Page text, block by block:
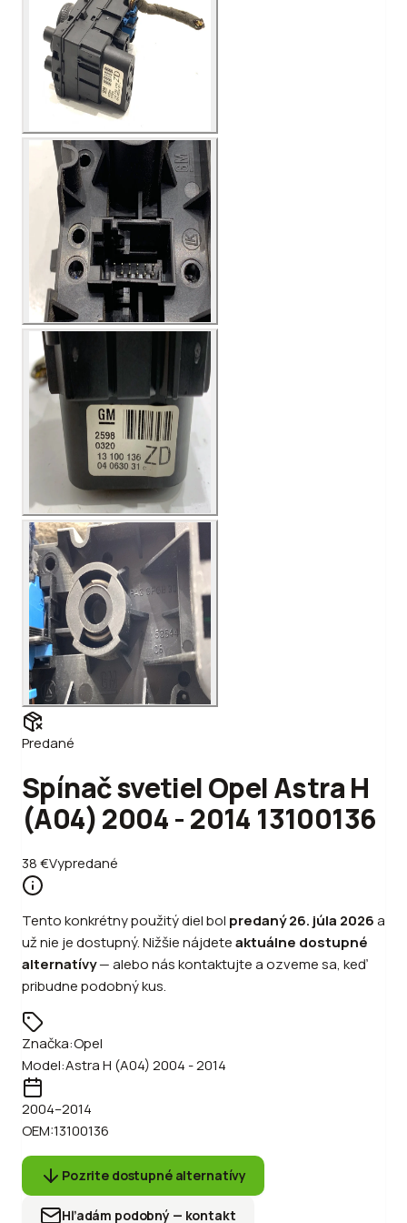
Predané
Spínač svetiel Opel Astra H
(A04) 2004 - 2014 13100136
38€Vypredané
Tento konkrétny použitý diel bol predaný26. júla 2026a
už nie je dostupný. Nižšie nájdeteaktuálne dostupné
alternatívy—alebonás kontaktujte a ozveme sa, keď
pribudne podobný kus.
Značka:Opel
Model:Astra H (A04) 2004 - 2014
2004–2014
OEM:13100136
Pozrite dostupné alternatívy
Hľadám podobný — kontakt